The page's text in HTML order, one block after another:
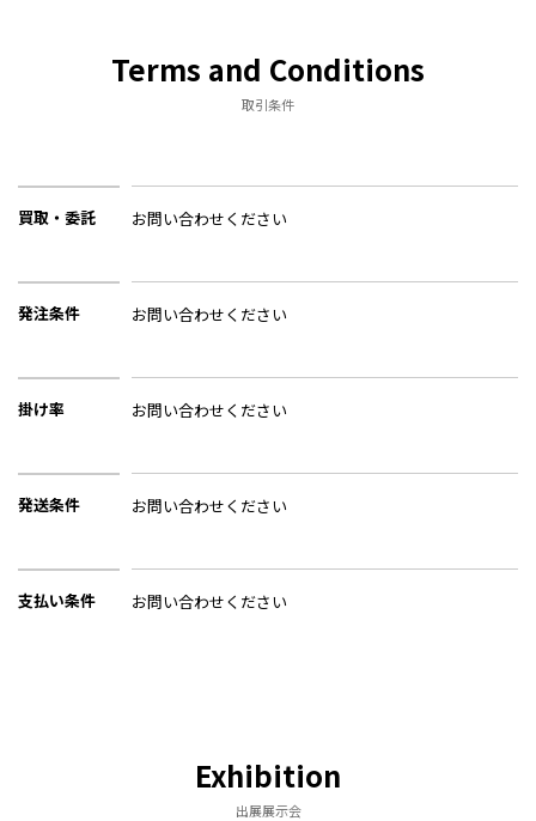
Terms and Conditions
取引条件
買取・委託 お問い合わせください
発注条件 お問い合わせください
掛け率 お問い合わせください
発送条件 お問い合わせください
支払い条件 お問い合わせください
Exhibition
出展展示会